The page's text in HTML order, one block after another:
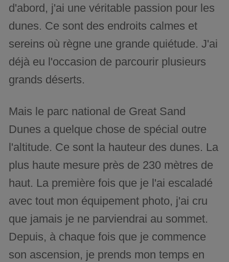
d'abord, j'ai une véritable passion pour les
dunes. Ce sont des endroits calmes et
sereins où règne une grande quiétude. J'ai
déjà eu l'occasion de parcourir plusieurs
grands déserts.
Mais le parc national de Great Sand
Dunes a quelque chose de spécial outre
l'altitude. Ce sont la hauteur des dunes. La
plus haute mesure près de 230 mètres de
haut. La première fois que je l'ai escaladé
avec tout mon équipement photo, j'ai cru
que jamais je ne parviendrai au sommet.
Depuis, à chaque fois que je commence
son ascension, je prends mon temps en